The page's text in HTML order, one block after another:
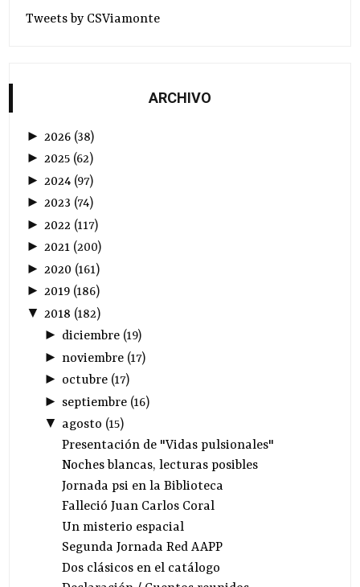
Tweets by CSViamonte
ARCHIVO
► 2026 (38)
►2025 (62)
► 2024 (97)
►2023 (74)
► 2022 (117)
►2021 (200)
► 2020 (161)
►2019 (186)
▼ 2018 (182)
► diciembre(19)
► noviembre(17)
► octubre(17)
► septiembre(16)
▼ agosto (15)
Presentación de "Vidas pulsionales"
Noches blancas, lecturas posibles
Jornada psi en la Biblioteca
Falleció Juan Carlos Coral
Un misterio espacial
Segunda Jornada Red AAPP
Dos clásicos en el catálogo